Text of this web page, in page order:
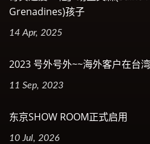
Grenadines)孩子
14 Apr, 2025
2023 号外号外~~海外客户在台
11 Sep, 2023
东京SHOW ROOM正式启用
10 Jul, 2026